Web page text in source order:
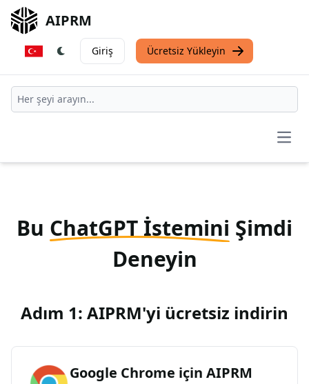
AIPRM
Giriş Ücretsiz Yükleyin
Bu ChatGPT İstemini Şimdi
Deneyin
Adım 1: AIPRM'yi ücretsiz indirin
Google Chrome için AIPRM